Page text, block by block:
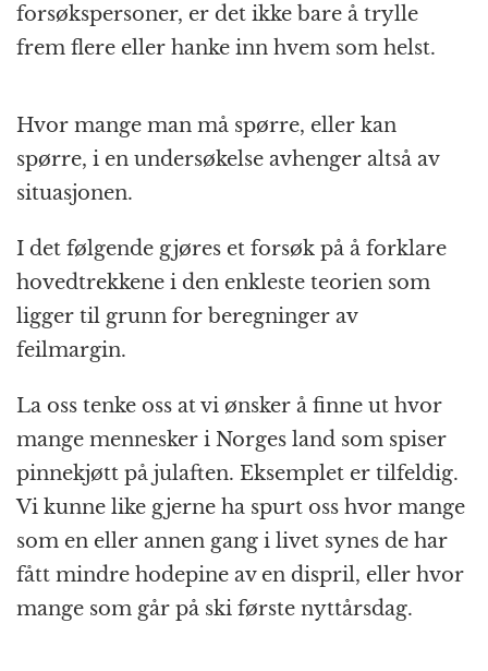
forsøkspersoner, er det ikke bare å trylle
frem flere eller hanke inn hvem som helst.
Hvor mange man må spørre, eller kan
spørre, i en undersøkelse avhenger altså av
situasjonen.
I det følgende gjøres et forsøk på å forklare
hovedtrekkene i den enkleste teorien som
ligger til grunn for beregninger av
feilmargin.
La oss tenke oss at vi ønsker å finne ut hvor
mange mennesker i Norges land som spiser
pinnekjøtt på julaften. Eksemplet er tilfeldig.
Vi kunne like gjerne ha spurt oss hvor mange
som en eller annen gang i livet synes de har
fått mindre hodepine av en dispril, eller hvor
mange som går på ski første nyttårsdag.